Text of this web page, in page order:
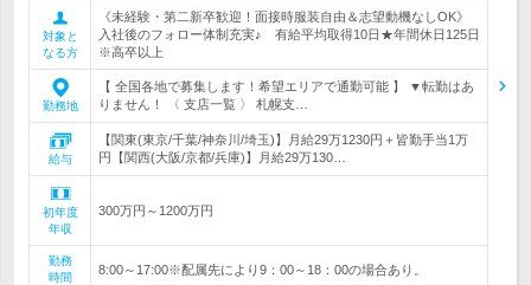
対象と
なる方
《未経験・第二新卒歓迎！面接時服装自由＆志望動機なしOK》
入社後のフォロー体制充実♪ 有給平均取得10日★年間休日125日
※高卒以上
勤務地
【 全国各地で募集します！希望エリアで通勤可能 】 ▼転勤はあ
りません！ 〈 支店一覧 〉 札幌支…
給与
【関東(東京/千葉/神奈川/埼玉)】月給29万1230円＋皆勤手当1万
円【関西(大阪/京都/兵庫)】月給29万130…
初年度
年収
300万円～1200万円
勤務
時間
8:00～17:00※配属先により9：00～18：00の場合あり。